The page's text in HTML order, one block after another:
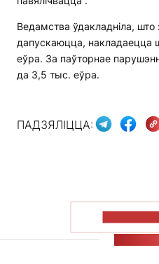
Ведамства ўдакладніла, што
дапускаюцца,
еўра. За паўторнае
да 3,5 тыс. еўра.
ПАДЗЯЛІЦЦА: